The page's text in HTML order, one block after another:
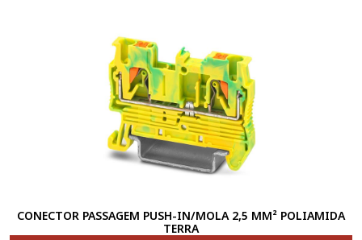
CONECTOR PASSAGEM PUSH-IN/MOLA 2,5 MM² POLIAMIDA
TERRA